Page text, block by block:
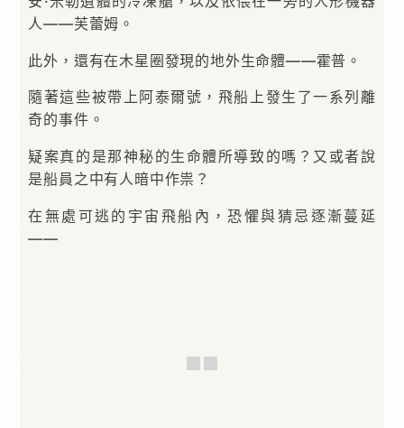
人——芙蕾姆。
此外，還有在木星圈發現的地外生命體——霍普。
隨著這些被帶上阿泰爾號，飛船上發生了一系列離
奇的事件。
疑案真的是那神秘的生命體所導致的嗎？又或者說
是船員之中有人暗中作祟？
在無處可逃的宇宙飛船內，恐懼與猜忌逐漸蔓延
——